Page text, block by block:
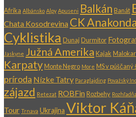
Afrika Albánsko Alpy Apuseni Balkán Banát
Chata Kosodrevina CK Anakonda
Cyklistika DunajDurmitor
Jaskyne Južná Amerika Kajak
KarpatyMonte Negro More MS v
príroda Nízke Tatry Paraglajding Považský
zájazd Retezat ROBFin Rozbehy Rozhľadňa
Tour Trnava Ukrajina Viktor